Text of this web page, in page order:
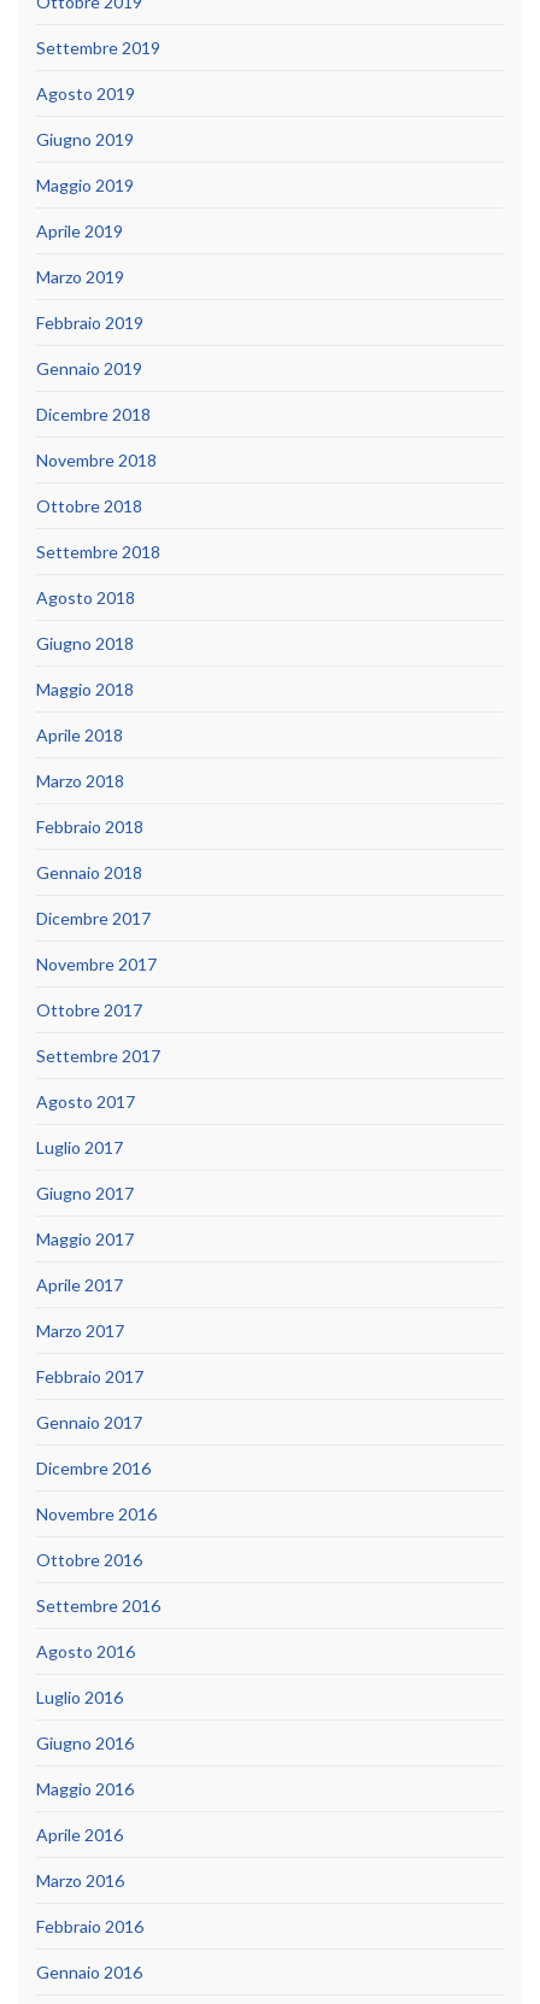
Settembre 2019
Agosto 2019
Giugno 2019
Maggio 2019
Aprile 2019
Marzo 2019
Febbraio 2019
Gennaio 2019
Dicembre 2018
Novembre 2018
Ottobre 2018
Settembre 2018
Agosto 2018
Giugno 2018
Maggio 2018
Aprile 2018
Marzo 2018
Febbraio 2018
Gennaio 2018
Dicembre 2017
Novembre 2017
Ottobre 2017
Settembre 2017
Agosto 2017
Luglio 2017
Giugno 2017
Maggio 2017
Aprile 2017
Marzo 2017
Febbraio 2017
Gennaio 2017
Dicembre 2016
Novembre 2016
Ottobre 2016
Settembre 2016
Agosto 2016
Luglio 2016
Giugno 2016
Maggio 2016
Aprile 2016
Marzo 2016
Febbraio 2016
Gennaio 2016